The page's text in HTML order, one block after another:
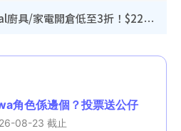
廚具開倉｜特福Tefal廚具/家電開倉低至3折！$220起買平底鍋/炒鑊/湯煲！電飯煲/吸塵機/燙斗$418起